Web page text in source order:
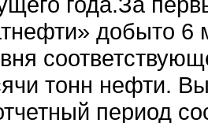
добыто 6
тонн нефти.
период